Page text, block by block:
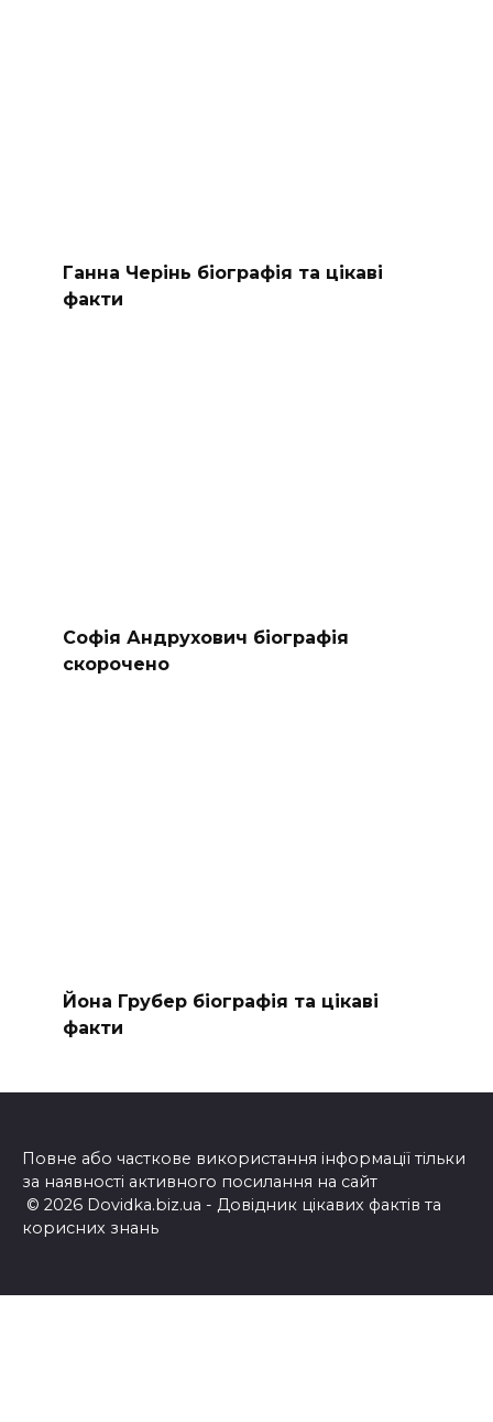
Ганна Черінь біографія та цікаві
факти
Софія Андрухович біографія
скорочено
Йона Грубер біографія та цікаві
факти
Повне або часткове використання інформації тільки
за наявності активного посилання на сайт
© 2026 Dovidka.biz.ua - Довідник цікавих фактів та
корисних знань